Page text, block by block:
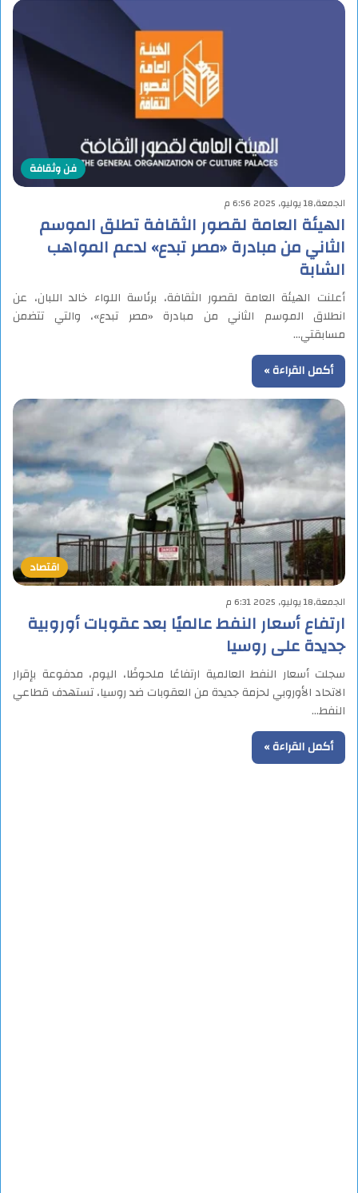
فن وثقافة
الجمعة,18 يوليو, 2025 6:56 م
الهيئة العامة لقصور الثقافة تطلق الموسم
الثاني من مبادرة «مصر تبدع» لدعم المواهب
الشابة
أعلنت الهيئة العامة لقصور الثقافة، برئاسة اللواء خالد اللبان، عن
انطلاق الموسم الثاني من مبادرة «مصر تبدع»، والتي تتضمن
مسابقتي…
أكمل القراءة »
اقتصاد
الجمعة,18 يوليو, 2025 6:31 م
ارتفاع أسعار النفط عالميًا بعد عقوبات أوروبية
جديدة على روسيا
سجلت أسعار النفط العالمية ارتفاعًا ملحوظًا، اليوم، مدفوعة بإقرار
الاتحاد الأوروبي لحزمة جديدة من العقوبات ضد روسيا، تستهدف قطاعي
النفط…
أكمل القراءة »